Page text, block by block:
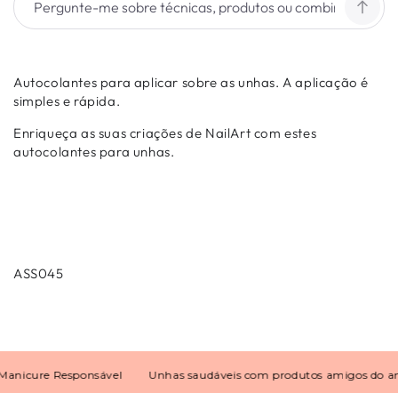
Autocolantes para aplicar sobre as unhas. A aplicação é
simples e rápida.
Enriqueça as suas criações de NailArt com estes
autocolantes para unhas.
ASS045
Responsável Unhas saudáveis com produtos amigos do